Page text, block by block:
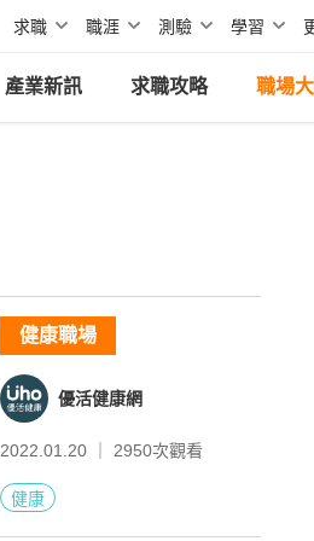
求職 職涯 測驗 學習
產業新訊 求職攻略 職場
健康職場
優活健康網
2022.01.20 ｜ 2950次觀看
健康